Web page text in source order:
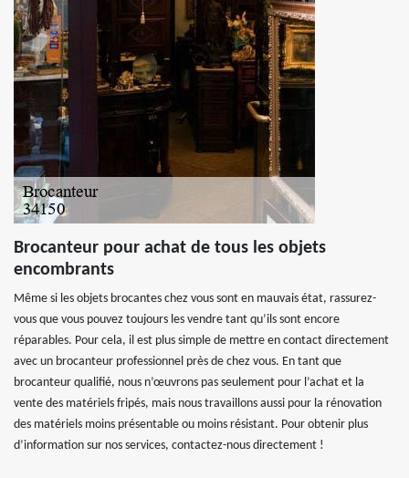
Brocanteur pour achat de tous les objets
encombrants
Même si les objets brocantes chez vous sont en mauvais état, rassurez-
vous que vous pouvez toujours les vendre tant qu’ils sont encore
réparables. Pour cela, il est plus simple de mettre en contact directement
avec un brocanteur professionnel près de chez vous. En tant que
brocanteur qualifié, nous n’œuvrons pas seulement pour l’achat et la
vente des matériels fripés, mais nous travaillons aussi pour la rénovation
des matériels moins présentable ou moins résistant. Pour obtenir plus
d’information sur nos services, contactez-nous directement !